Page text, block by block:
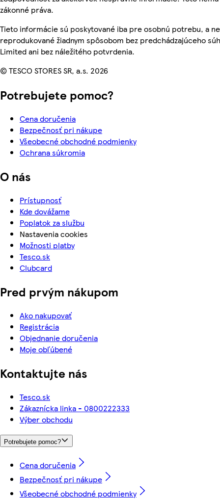
zákonné práva.
Tieto informácie sú poskytované iba pre osobnú potrebu, a
reprodukované žiadnym spôsobom bez predchádzajúceho
Limited ani bez náležitého potvrdenia.
© TESCO STORES SR, a.s. 2026
Potrebujete pomoc?
Cena doručenia
Bezpečnosť pri nákupe
Všeobecné obchodné podmienky
Ochrana súkromia
O nás
Prístupnosť
Kde dovážame
Poplatok za službu
Nastavenia cookies
Možnosti platby
Tesco.sk
Clubcard
Pred prvým nákupom
Ako nakupovať
Registrácia
Objednanie doručenia
Moje obľúbené
Kontaktujte nás
Tesco.sk
Zákaznícka linka - 0800222333
Výber obchodu
Potrebujete pomoc?
Cena doručenia
Bezpečnosť pri nákupe
Všeobecné obchodné podmienky